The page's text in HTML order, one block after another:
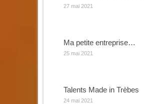
27 mai 2021
Ma petite entreprise…
25 mai 2021
Talents Made in Trèbes
24 mai 2021